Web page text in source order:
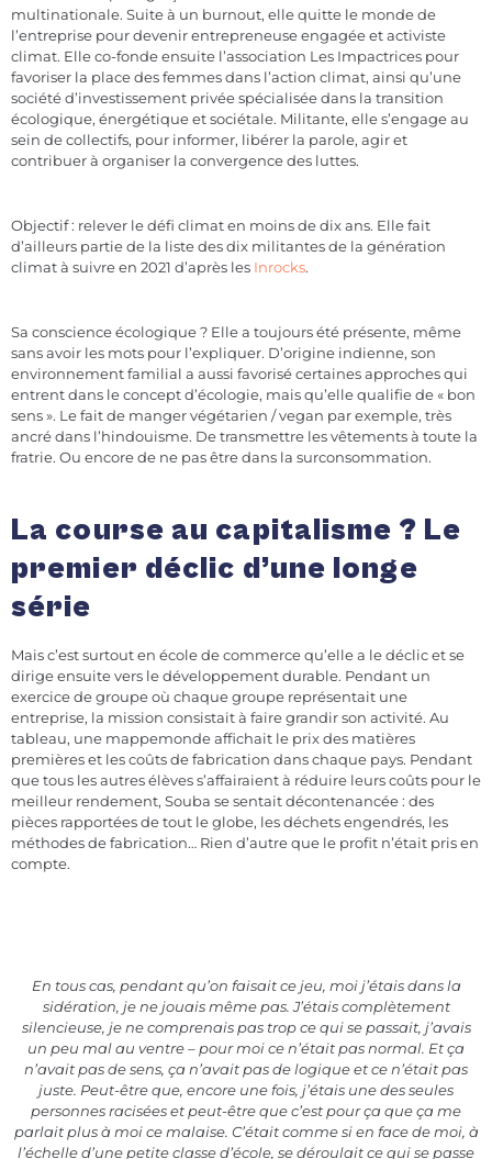
multinationale. Suite à un burnout, elle quitte le monde de
l’entreprise pour devenir entrepreneuse engagée et activiste
climat. Elle co-fonde ensuite l’association Les Impactrices pour
favoriser la place des femmes dans l’action climat, ainsi qu’une
société d’investissement privée spécialisée dans la transition
écologique, énergétique et sociétale. Militante, elle s’engage au
sein de collectifs, pour informer, libérer la parole, agir et
contribuer à organiser la convergence des luttes.
Objectif : relever le défi climat en moins de dix ans. Elle fait
d’ailleurs partie de la liste des dix militantes de la génération
climat à suivre en 2021 d’après les Inrocks.
Sa conscience écologique ? Elle a toujours été présente, même
sans avoir les mots pour l’expliquer. D’origine indienne, son
environnement familial a aussi favorisé certaines approches qui
entrent dans le concept d’écologie, mais qu’elle qualifie de « bon
sens ». Le fait de manger végétarien / vegan par exemple, très
ancré dans l’hindouisme. De transmettre les vêtements à toute la
fratrie. Ou encore de ne pas être dans la surconsommation.
La course au capitalisme ? Le
premier déclic d’une longe
série
Mais c’est surtout en école de commerce qu’elle a le déclic et se
dirige ensuite vers le développement durable. Pendant un
exercice de groupe où chaque groupe représentait une
entreprise, la mission consistait à faire grandir son activité. Au
tableau, une mappemonde affichait le prix des matières
premières et les coûts de fabrication dans chaque pays. Pendant
que tous les autres élèves s’affairaient à réduire leurs coûts pour le
meilleur rendement, Souba se sentait décontenancée : des
pièces rapportées de tout le globe, les déchets engendrés, les
méthodes de fabrication… Rien d’autre que le profit n’était pris en
compte.
En tous cas, pendant qu’on faisait ce jeu, moi j’étais dans la
sidération, je ne jouais même pas. J’étais complètement
silencieuse, je ne comprenais pas trop ce qui se passait, j’avais
un peu mal au ventre – pour moi ce n’était pas normal. Et ça
n’avait pas de sens, ça n’avait pas de logique et ce n’était pas
juste. Peut-être que, encore une fois, j’étais une des seules
personnes racisées et peut-être que c’est pour ça que ça me
parlait plus à moi ce malaise. C’était comme si en face de moi, à
l’échelle d’une petite classe d’école, se déroulait ce qui se passe